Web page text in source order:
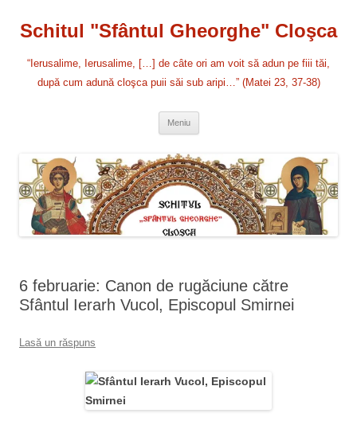
conținut
Schitul "Sfântul Gheorghe" Cloşca
“Ierusalime, Ierusalime, […] de câte ori am voit să adun pe fiii tăi,
după cum adună cloşca puii săi sub aripi…” (Matei 23, 37-38)
Meniu
6 februarie: Canon de rugăciune către
Sfântul Ierarh Vucol, Episcopul Smirnei
Lasă un răspuns